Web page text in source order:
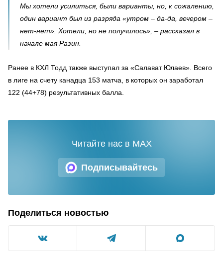
Мы хотели усилиться, были варианты, но, к сожалению,
один вариант был из разряда «утром – да-да, вечером –
нет-нет». Хотели, но не получилось», – рассказал в
начале мая Разин.
Ранее в КХЛ Тодд также выступал за «Салават Юлаев». Всего
в лиге на счету канадца 153 матча, в которых он заработал
122 (44+78) результативных балла.
Подписывайтесь
Читайте нас в MAX
Поделиться новостью